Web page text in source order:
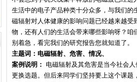
生活中的电子产品种类十分众多，与我们
磁辐射对人体健康的影响问题已经越来越
物，还有人们的生活会带来哪些影响呀？咱
别着急，看完我们的研究报告您就知道了。
主题词：电磁辐射、危害、情况、
案例说明： 电磁辐射及其危害是当今社会
更换选题。但后来同学们坚持要上这个课题